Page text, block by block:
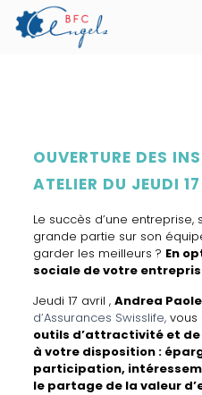
OUVERTURE DES
ATELIER DU JEUDI
Le succès d’une
grande partie sur son
garder les meilleurs ? En
sociale de votre
Jeudi 17 avril , Andrea
d’Assurances Swisslife,vous
outils d’attractivité et
à votre disposition :
participation,
le partage de la valeur